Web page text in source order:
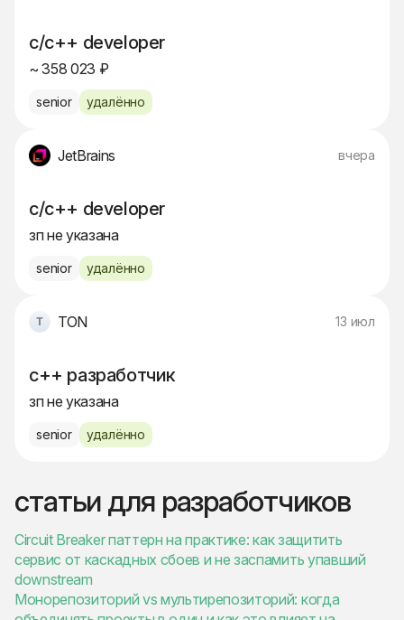
c/c++ developer
~ 358 023 ₽
senior удалённо
JetBrains вчера
c/c++ developer
зп не указана
senior удалённо
TON 13 июл
c++ разработчик
зп не указана
senior удалённо
статьи для разработчиков
Circuit Breaker паттерн на практике: как защитить
сервис от каскадных сбоев и не заспамить упавший
downstream
Монорепозиторий vs мультирепозиторий: когда